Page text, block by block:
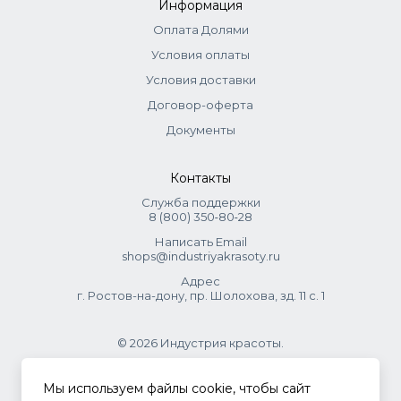
Hydrogenated polycyclopentadiene, Ethylene/va
Copolymer, Cera Microcristallina (Microcrystallina Wax),
Paraffin, CERA ALBA (BEESWAX), Hydrogenated Coconut
Oil, Aqua (Water), Theobroma cacao (cocoa) seed butter,
Argania Spinosa Kemel Oil, Batyrcrpermium Parki (Shea)
Butter, Simmondsia Chunersis (Jojoba) Seead Oil, Hedera
Dioxide), CI 45430 (FD&C Red 3).
Информация
Оплата Долями
Условия оплаты
Условия доставки
Договор-оферта
Документы
Контакты
Служба поддержки
8 (800) 350‑80‑28
Написать Email
shops@industriyakrasoty.ru
Адрес
г. Ростов-на-дону, пр. Шолохова, зд. 11 с. 1
© 2026 Индустрия красоты.
.
Мы используем файлы cookie, чтобы сайт